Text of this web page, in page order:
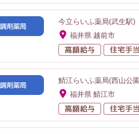
今立らいふ薬局(武生駅)
福井県 越前市
高額給与
鯖江らいふ薬局(西山公
福井県 鯖江市
高額給与